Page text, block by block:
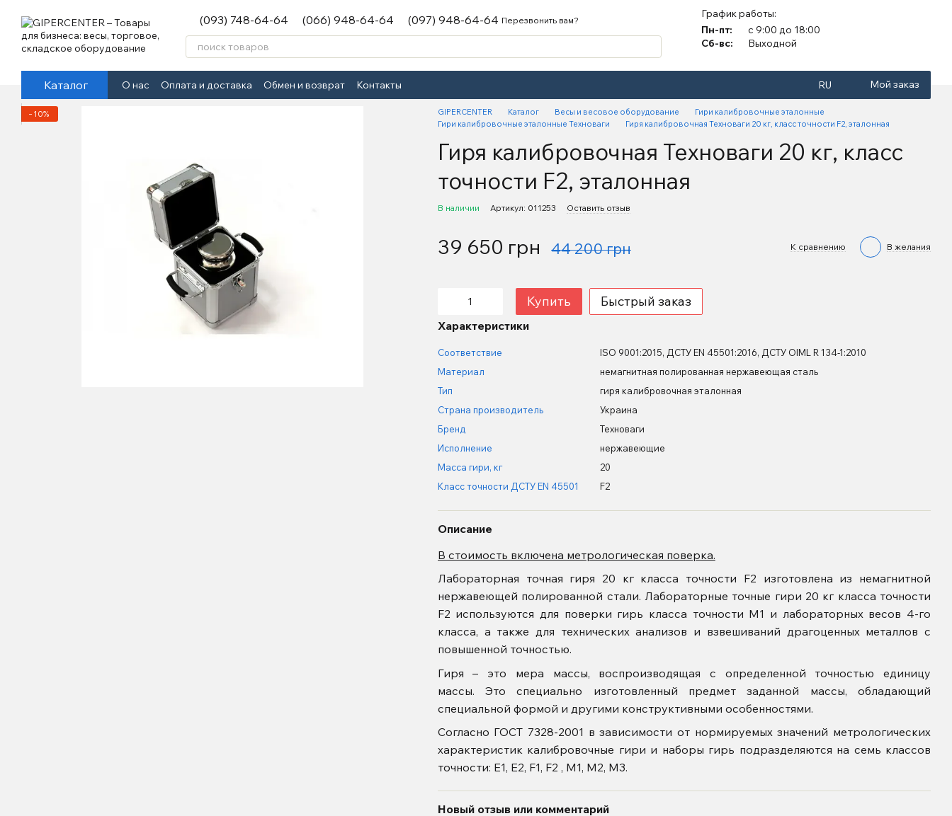
(093) 748-64-64 (066) 948-64-64 (097) 948-64-64 Перезвонить вам?
График работы:
Пн-пт:
с 9:00 до 18:00
Сб-вс:
Выходной
Каталог О нас Оплата и доставка Обмен и возврат Контакты RU Мой заказ
−10% GIPERCENTER Каталог Весы и весовое оборудование
Гири калибровочные эталонные
Гири калибровочные эталонные Техноваги
Гиря калибровочная Техноваги 20 кг, класс точности F2, эталонная
Гиря калибровочная Техноваги 20 кг, класс
точности F2, эталонная
В наличии Артикул: 011253 Оставить отзыв
39 650 грн 44 200 грн К сравнению В желания
Купить Быстрый заказ
Характеристики
Соответствие
ISO 9001:2015, ДСТУ EN 45501:2016, ДСТУ OIML R 134-1:2010
Материал
немагнитная полированная нержавеющая сталь
Тип
гиря калибровочная эталонная
Страна производитель
Украина
Бренд
Техноваги
Исполнение
нержавеющие
Масса гири, кг
20
Класс точности ДСТУ EN 45501
F2
Описание
В стоимость включена метрологическая поверка.
Лабораторная точная гиря 20 кг класса точности F2 изготовлена из немагнитной
нержавеющей полированной стали. Лабораторные точные гири 20 кг класса точности
F2 используются для поверки гирь класса точности М1 и лабораторных весов 4-го
класса, а также для технических анализов и взвешиваний драгоценных металлов с
повышенной точностью.
Гиря – это мера массы, воспроизводящая с определенной точностью единицу
массы. Это специально изготовленный предмет заданной массы, обладающий
специальной формой и другими конструктивными особенностями.
Согласно ГОСТ 7328-2001 в зависимости от нормируемых значений метрологических
характеристик калибровочные гири и наборы гирь подразделяются на семь классов
точности: Е1, Е2, F1, F2 , M1, M2, M3.
Новый отзыв или комментарий